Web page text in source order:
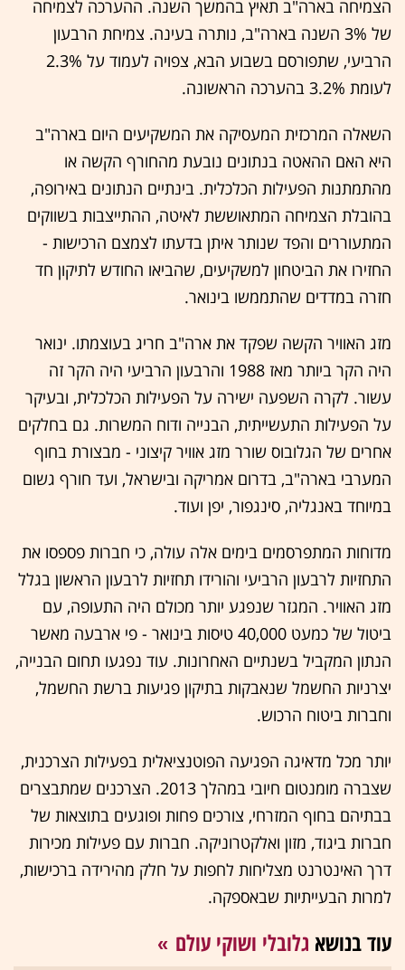
הצמיחה בארה"ב תאיץ בהמשך השנה. ההערכה לצמיחה
של 3% השנה בארה"ב, נותרה בעינה. צמיחת הרבעון
הרביעי, שתפורסם בשבוע הבא, צפויה לעמוד על 2.3%
לעומת 3.2% בהערכה הראשונה.
השאלה המרכזית המעסיקה את המשקיעים היום בארה"ב
היא האם ההאטה בנתונים נובעת מהחורף הקשה או
מהתמתנות הפעילות הכלכלית. בינתיים הנתונים באירופה,
בהובלת הצמיחה המתאוששת לאיטה, ההתייצבות בשווקים
המתעוררים והפד שנותר איתן בדעתו לצמצם הרכישות -
החזירו את הביטחון למשקיעים, שהביאו החודש לתיקון חד
חזרה במדדים שהתממשו בינואר.
מזג האוויר הקשה שפקד את ארה"ב חריג בעוצמתו. ינואר
היה הקר ביותר מאז 1988 והרבעון הרביעי היה הקר זה
עשור. לקרה השפעה ישירה על הפעילות הכלכלית, ובעיקר
על הפעילות התעשייתית, הבנייה ודוח המשרות. גם בחלקים
אחרים של הגלובוס שורר מזג אוויר קיצוני - מבצורת בחוף
המערבי בארה"ב, בדרום אמריקה ובישראל, ועד חורף גשום
במיוחד באנגליה, סינגפור, יפן ועוד.
מדוחות המתפרסמים בימים אלה עולה, כי חברות פספסו את
התחזיות לרבעון הרביעי והורידו תחזיות לרבעון הראשון בגלל
מזג האוויר. המגזר שנפגע יותר מכולם היה התעופה, עם
ביטול של כמעט 40,000 טיסות בינואר - פי ארבעה מאשר
הנתון המקביל בשנתיים האחרונות. עוד נפגעו תחום הבנייה,
יצרניות החשמל שנאבקות בתיקון פגיעות ברשת החשמל,
וחברות ביטוח הרכוש.
יותר מכל מדאיגה הפגיעה הפוטנציאלית בפעילות הצרכנית,
שצברה מומנטום חיובי במהלך 2013. הצרכנים שמתבצרים
בבתיהם בחוף המזרחי, צורכים פחות ופוגעים בתוצאות של
חברות ביגוד, מזון ואלקטרוניקה. חברות עם פעילות מכירות
דרך האינטרנט מצליחות לחפות על חלק מהירידה ברכישות,
למרות הבעייתיות שבאספקה.
עוד בנושא גלובלי ושוקי עולם